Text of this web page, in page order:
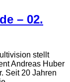
– 02.
stellt
Andreas Huber
Seit 20 Jahren